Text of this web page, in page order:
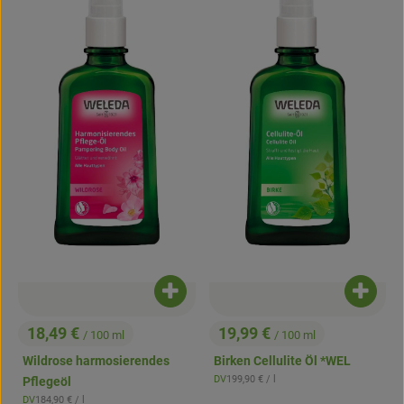
, Preis:
18,49 € / 100 ml
Wildrose harmosierendes
Pflegeöl
DV, Referenzpreis:
184,90 € / l
Produkt zum Warenkorb hinzufügen
, Preis:
19,99 € / 100 ml
Birken Cellulite Öl *WEL
, Herkunft:
DV, Referenzpreis:
199,90 € / l